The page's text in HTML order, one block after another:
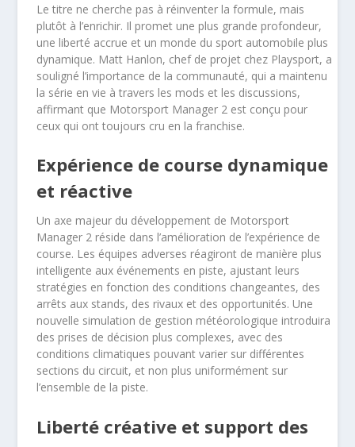
Le titre ne cherche pas à réinventer la formule, mais
plutôt à l’enrichir. Il promet une plus grande profondeur,
une liberté accrue et un monde du sport automobile plus
dynamique. Matt Hanlon, chef de projet chez Playsport, a
souligné l’importance de la communauté, qui a maintenu
la série en vie à travers les mods et les discussions,
affirmant que Motorsport Manager 2 est conçu pour
ceux qui ont toujours cru en la franchise.
Expérience de course dynamique
et réactive
Un axe majeur du développement de Motorsport
Manager 2 réside dans l’amélioration de l’expérience de
course. Les équipes adverses réagiront de manière plus
intelligente aux événements en piste, ajustant leurs
stratégies en fonction des conditions changeantes, des
arrêts aux stands, des rivaux et des opportunités. Une
nouvelle simulation de gestion météorologique introduira
des prises de décision plus complexes, avec des
conditions climatiques pouvant varier sur différentes
sections du circuit, et non plus uniformément sur
l’ensemble de la piste.
Liberté créative et support des